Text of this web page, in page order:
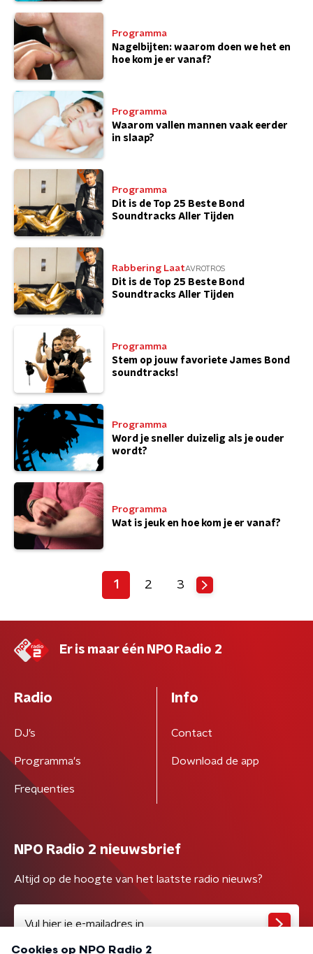
Programma
Nagelbijten: waarom doen we het en
hoe kom je er vanaf?
Programma
Waarom vallen mannen vaak eerder
in slaap?
Programma
Dit is de Top 25 Beste Bond
Soundtracks Aller Tijden
Rabbering LaatAVROTROS
Dit is de Top 25 Beste Bond
Soundtracks Aller Tijden
Programma
Stem op jouw favoriete James Bond
soundtracks!
Programma
Word je sneller duizelig als je ouder
wordt?
Programma
Wat is jeuk en hoe kom je er vanaf?
1 2 3
Er is maar één NPO Radio 2
Radio
DJ’s
Programma's
Frequenties
Info
Contact
Download de app
NPO Radio 2 nieuwsbrief
Altijd op de hoogte van het laatste radio nieuws?